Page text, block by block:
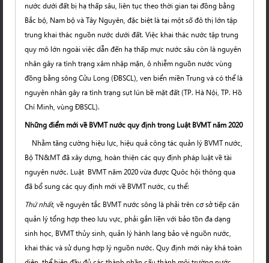
nước dưới đất bị hạ thấp sâu, liên tục theo thời gian tại đồng bằng
Bắc bộ, Nam bộ và Tây Nguyên, đặc biệt là tại một số đô thị lớn tập
trung khai thác nguồn nước dưới đất. Việc khai thác nước tập trung
quy mô lớn ngoài việc dẫn đến hạ thấp mực nước sâu còn là nguyên
nhân gây ra tình trạng xâm nhập mặn, ô nhiễm nguồn nước vùng
đồng bằng sông Cửu Long (ĐBSCL), ven biển miền Trung và có thể là
nguyên nhân gây ra tình trạng sụt lún bề mặt đất (TP. Hà Nội, TP. Hồ
Chí Minh, vùng ĐBSCL).
Những điểm mới về BVMT nước quy định trong Luật BVMT năm 2020
Nhằm tăng cường hiệu lực, hiệu quả công tác quản lý BVMT nước,
Bộ TN&MT đã xây dựng, hoàn thiện các quy định pháp luật về tài
nguyên nước. Luật BVMT năm 2020 vừa được Quôc hội thông qua
đã bổ sung các quy định mới về BVMT nước, cụ thể:
Thứ nhất, về nguyên tắc BVMT nước sông là phải trên cơ sở tiếp cận
quản lý tổng hợp theo lưu vực, phải gắn liền với bảo tồn đa dạng
sinh học, BVMT thủy sinh, quản lý hành lang bảo vệ nguồn nước,
khai thác và sử dụng hợp lý nguồn nước. Quy định mới này khá toàn